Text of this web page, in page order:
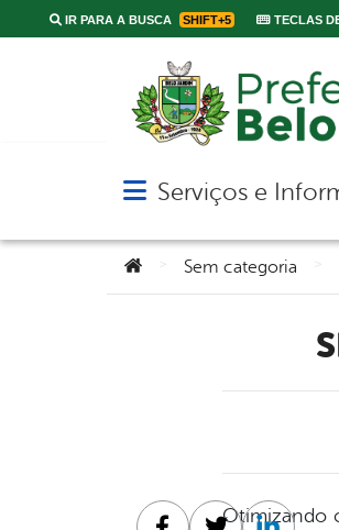
IR PARA A BUSCA SHIFT+5 TECLAS
Abrir menu principal de
Serviços e
Você está aqui:Sem categoria
Otimizando